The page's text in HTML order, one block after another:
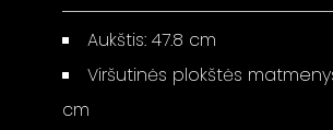
Aukštis: 47.8 cm
Viršutinės plokštės
cm